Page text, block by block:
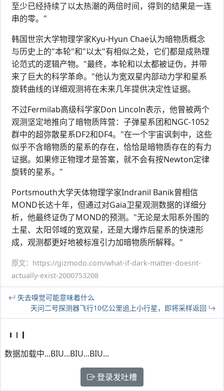
至少已经持续了以太热潮的两倍时间，得到的结果是一连
串的零。"
韩国世宗大学物理学家Kyu-Hyun Chae认为暗物质概念
与历史上的"本轮"和"以太"有相似之处，它们都是成熟理
论范式的逻辑产物。"最终，本轮和以太都被证伪，并带
来了巨大的科学革命。"他认为宽双星内部动力学和星系
旋转曲线的详细观测将在未来几年提供决定性证据。
不过Fermilab高级科学家Don Lincoln表示，他曾被两个
观测坚定地推向了暗物质阵营：子弹星系团和NGC-1052
群中的超弥散星系DF2和DF4。"在一个宇宙讽刺中，这些
似乎不含暗物质的星系的存在，恰恰是暗物质存在的有力
证据。如果修正物理才是答案，就不会有按Newton定律
旋转的星系。"
Portsmouth大学天体物理学家Indranil Banik曾相信
MOND长达十年，但通过对Gaia卫星观测数据的详细分
析，他最终证伪了MOND的预测。"无论是太阳系外围的
土星、太阳邻域的宽双星，还是大爆炸后星系的快速形
成，观测都更好地被标准引力加暗物质所解释。"
原文：https://gizmodo.com/what-if-dark-matter-doesnt-
actually-exist-2000753208
失去嗅觉可能意味着什么
天问二号探测器飞行10亿公里追上小行星，即将采样返回
数据加载中...BIU...BIU...BIU...
登录发吐槽